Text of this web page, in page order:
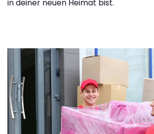
in deiner neuen Heimat bist.